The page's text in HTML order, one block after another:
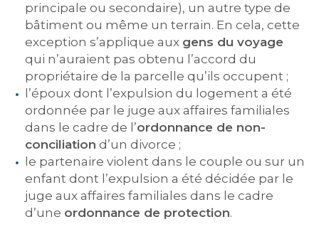
principale ou secondaire), un autre type de
bâtiment ou même un terrain. En cela, cette
exception s’applique aux gens du voyage
qui n’auraient pas obtenu l’accord du
propriétaire de la parcelle qu’ils occupent ;
l’époux dont l’expulsion du logement a été
ordonnée par le juge aux affaires familiales
dans le cadre de l’ordonnance de non-
conciliation d’un divorce ;
le partenaire violent dans le couple ou sur un
enfant dont l’expulsion a été décidée par le
juge aux affaires familiales dans le cadre
d’une ordonnance de protection.